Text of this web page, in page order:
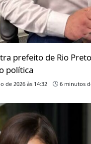
prefeito de Rio
política
de 2026 às 14:32 6 minutos